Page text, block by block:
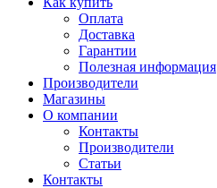
Оплата
Доставка
Гарантии
Полезная информация
Производители
Магазины
О компании
Контакты
Производители
Статьи
Контакты